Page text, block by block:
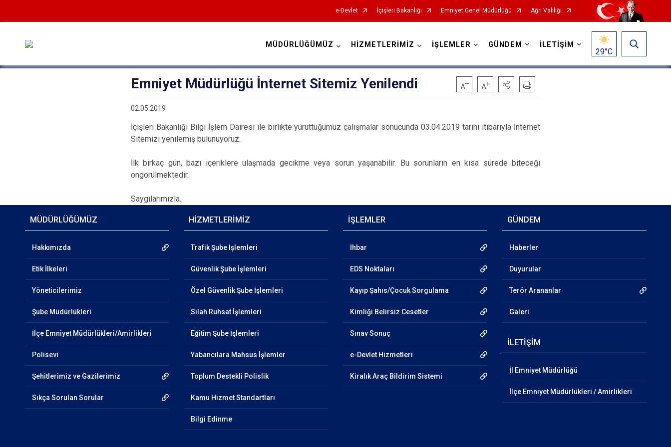
e-Devlet İçişleri Bakanlığı Emniyet Genel Müdürlüğü Ağrı Valiliği
MÜDÜRLÜĞÜMÜZ HİZMETLERİMİZ İŞLEMLER GÜNDEM İLETİŞİM
29°C
Emniyet Müdürlüğü İnternet Sitemiz Yenilendi
02.05.2019
İçişleri Bakanlığı Bilgi İşlem Dairesi ile birlikte yürüttüğümüz çalışmalar sonucunda 03.04.2019 tarihi itibarıyla İnternet
Sitemizi yenilemiş bulunuyoruz.
İlk birkaç gün, bazı içeriklere ulaşmada gecikme veya sorun yaşanabilir. Bu sorunların en kısa sürede biteceği
öngörülmektedir.
Saygılarımızla.
MÜDÜRLÜĞÜMÜZ
Hakkımızda
Etik İlkeleri
Yöneticilerimiz
Şube Müdürlükleri
İlçe Emniyet Müdürlükleri/Amirlikleri
Polisevi
Şehitlerimiz ve Gazilerimiz
Sıkça Sorulan Sorular
HİZMETLERİMİZ
Trafik Şube İşlemleri
Güvenlik Şube İşlemleri
Özel Güvenlik Şube İşlemleri
Silah Ruhsat İşlemleri
Eğitim Şube İşlemleri
Yabancılara Mahsus İşlemler
Toplum Destekli Polislik
Kamu Hizmet Standartları
Bilgi Edinme
İŞLEMLER
İhbar
EDS Noktaları
Kayıp Şahıs/Çocuk Sorgulama
Kimliği Belirsiz Cesetler
Sınav Sonuç
e-Devlet Hizmetleri
Kiralık Araç Bildirim Sistemi
GÜNDEM
Haberler
Duyurular
Terör Arananlar
Galeri
İLETİŞİM
İl Emniyet Müdürlüğü
İlçe Emniyet Müdürlükleri / Amirlikleri